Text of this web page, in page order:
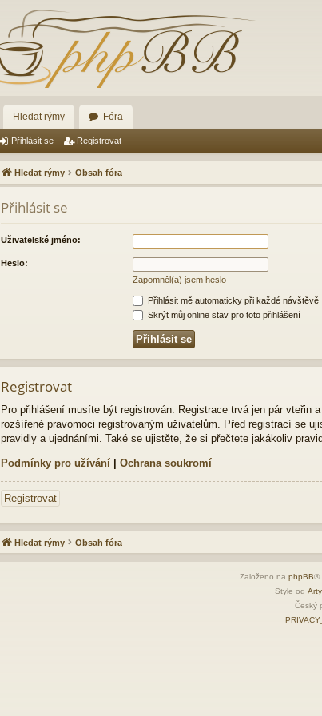
Hledat rýmy Fóra
Přihlásit se Registrovat
Hledat rýmy Obsah fóra
Přihlásit se
Uživatelské jméno:
Heslo:
Zapomněl(a) jsem heslo
Přihlásit mě automaticky při každé návštěvě
Skrýt můj online stav pro toto přihlášení
Registrovat
Pro přihlášení musíte být registrován. Registrace trvá jen pár
rozšířené pravomoci registrovaným uživatelům. Před registrací se
pravidly a ujednáními. Také se ujistěte, že si přečtete jakákoliv
Podmínky pro užívání | Ochrana soukromí
Registrovat
Hledat rýmy Obsah fóra
Založeno na phpBB®
Style od Arty
Český